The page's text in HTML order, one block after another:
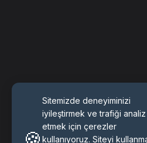
Sitemizde deneyiminizi
iyileştirmek ve trafiği analiz
etmek için çerezler
kullanıyoruz. Siteyi